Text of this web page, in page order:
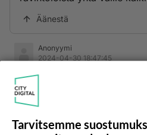
Äänestä
Anonyymi
2024-04-30 18:47:45
Vappuna noita kanansiipiä
Äänestä
Tarvitsemme